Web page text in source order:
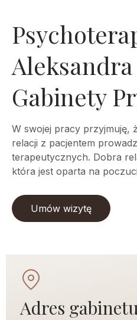
Gabinety
W swojej pracy przyjmuję,
relacji z pacjentem
terapeutycznych. Dobra
która jest oparta na
Umów wizytę
Adres